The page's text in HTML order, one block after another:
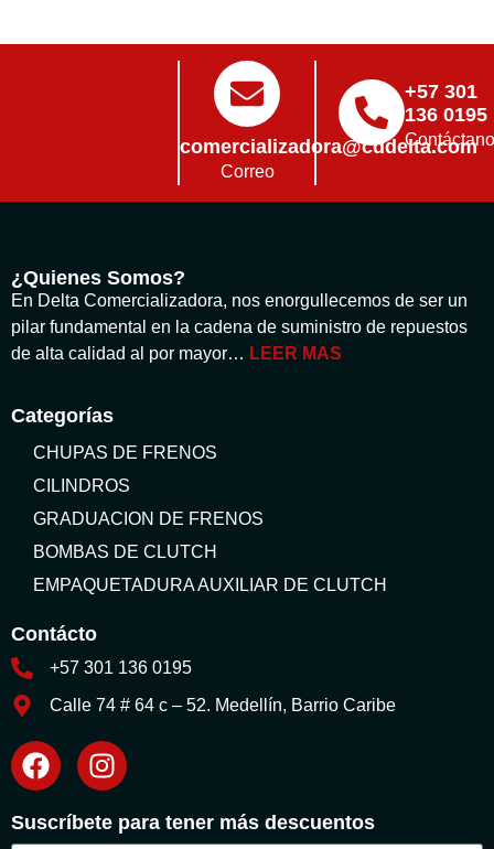
comercializadora@cddelta.com
Correo
+57 301
136 0195
¿Quienes Somos?
En Delta Comercializadora, nos enorgullecemos de ser un
pilar fundamental en la cadena de suministro de repuestos
de alta calidad al por mayor… LEER MAS
Categorías
CHUPAS DE FRENOS
CILINDROS
GRADUACION DE FRENOS
BOMBAS DE CLUTCH
EMPAQUETADURA AUXILIAR DE CLUTCH
Contácto
+57 301 136 0195
Calle 74 # 64 c – 52. Medellín, Barrio Caribe
Suscríbete para tener más descuentos